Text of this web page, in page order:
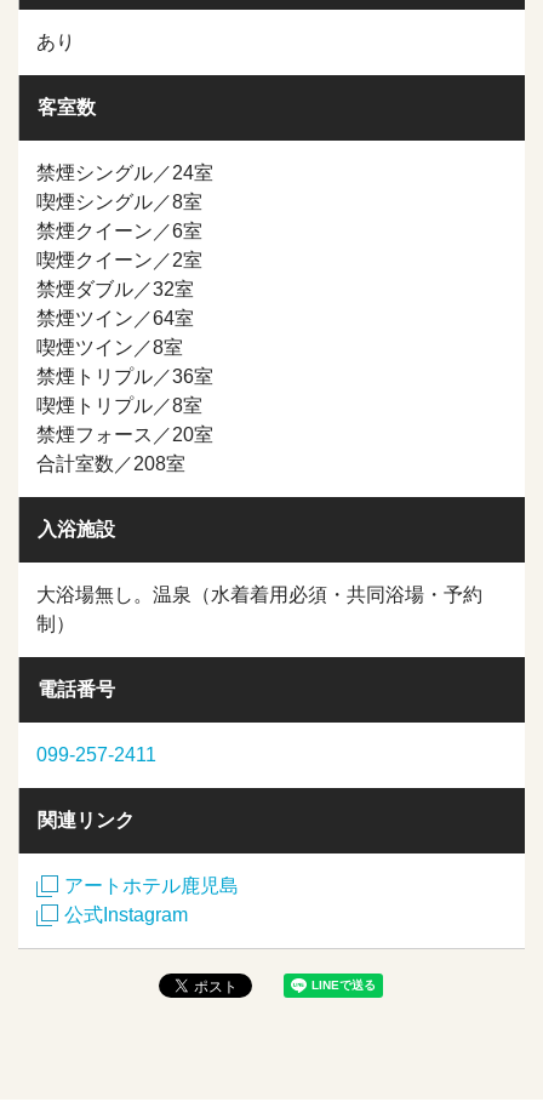
あり
客室数
禁煙シングル／24室
喫煙シングル／8室
禁煙クイーン／6室
喫煙クイーン／2室
禁煙ダブル／32室
禁煙ツイン／64室
喫煙ツイン／8室
禁煙トリプル／36室
喫煙トリプル／8室
禁煙フォース／20室
合計室数／208室
入浴施設
大浴場無し。温泉（水着着用必須・共同浴場・予約
制）
電話番号
099-257-2411
関連リンク
アートホテル鹿児島
公式Instagram